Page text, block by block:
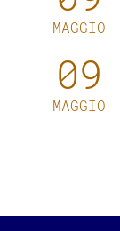
MAGGIO
09
MAGGIO